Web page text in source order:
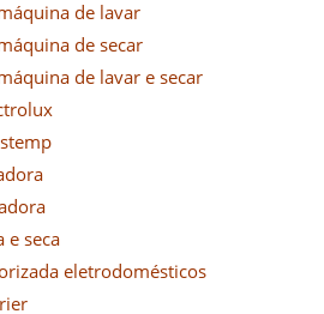
de lavar
de secar
de lavar e secar
e seca
eletrodomésticos